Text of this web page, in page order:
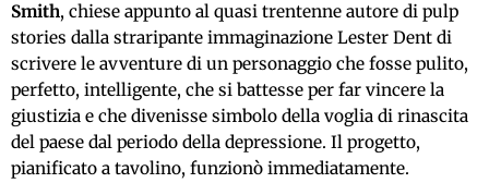
Smith, chiese appunto al quasi trentenne autore di pulp
stories dalla straripante immaginazione Lester Dent di
scrivere le avventure di un personaggio che fosse pulito,
perfetto, intelligente, che si battesse per far vincere la
giustizia e che divenisse simbolo della voglia di rinascita
del paese dal periodo della depressione. Il progetto,
pianificato a tavolino, funzionò immediatamente.